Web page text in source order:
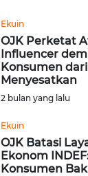
Ekuin
OJK Perketat
Influencer
Konsumen
Menyesatkan
2 bulan yang lalu
Ekuin
OJK Batasi
Ekonom
Konsumen